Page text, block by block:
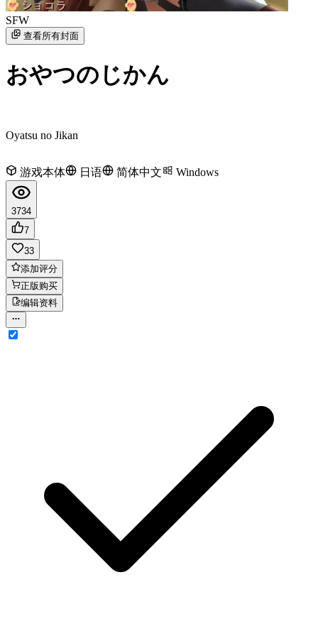
SFW
查看所有封面
おやつのじかん
Oyatsu no Jikan
游戏本体 日语 简体中文 Windows
3734
7
33
添加评分
正版购买
编辑资料